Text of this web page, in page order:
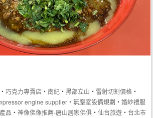
‧巧克力專賣店 ‧南紀 ‧黑部立山 ‧ 雷射切割價格 ‧
engine supplier ‧無塵室設備規劃 ‧婚紗禮服
品 ‧神像佛像推薦-唐山居家佛俱 ‧仙台旅遊 ‧ 台北市